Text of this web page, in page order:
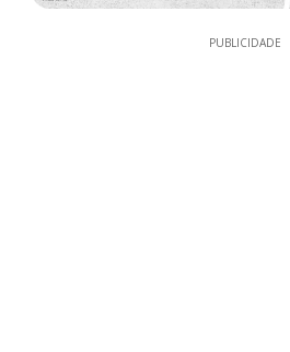
PUBLICIDADE